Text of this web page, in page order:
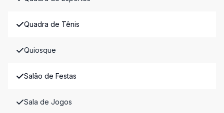
Quadra de Tênis
Quiosque
Salão de Festas
Sala de Jogos